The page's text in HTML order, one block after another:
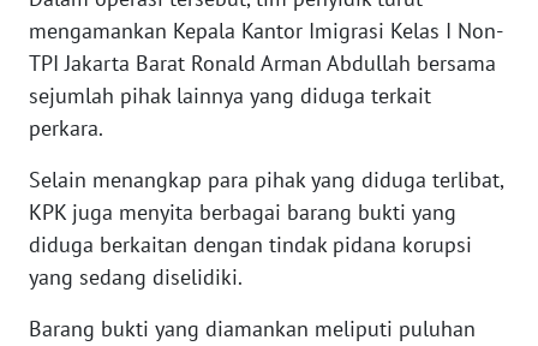
mengamankan Kepala Kantor Imigrasi Kelas I Non-
TPI Jakarta Barat Ronald Arman Abdullah bersama
sejumlah pihak lainnya yang diduga terkait
perkara.
Selain menangkap para pihak yang diduga terlibat,
KPK juga menyita berbagai barang bukti yang
diduga berkaitan dengan tindak pidana korupsi
yang sedang diselidiki.
Barang bukti yang diamankan meliputi puluhan
WN
SULTENG
WN
SULBAR
WN
BABEL
WN